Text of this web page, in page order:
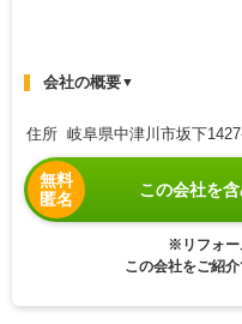
会社の概要▼
住所 岐阜県中津川市坂下
無料
匿名
この会社を
※リフォー
この会社をご紹介